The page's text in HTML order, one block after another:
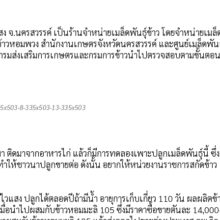
จ.นครสวรรค์ เป็นร้านจำหน่ายเมล็ดพันธุ์ข้าว โดยจำหน่ายเมล็
หอมพวง สำนักงานเกษตรจังหวัดนครสวรรค์ และศูนย์เมล็ดพั
มส่งเสริมการเกษตรและกรมการข้าวนำไปตรวจสอบตามขั้นตอน
8-335x503-13-335x503
ติดมาจากอาหารไก่ แล้วก็มีการทดลองเพาะปลูกเมล็ดพันธุ์นี้ ซึ่
ให้ชาวนาปลูกขายต่อ ดังนั้น อยากให้หน่วยงานราชการสกัดข้าว
วแสง ปลูกได้ตลอดปีถ้ามีน้ำ อายุการเก็บเกี่ยว 110 วัน ผลผลิตข้
นำไปผสมกับข้าวหอมมะลิ 105 ซึ่งมีราคาซื้อขายตันละ